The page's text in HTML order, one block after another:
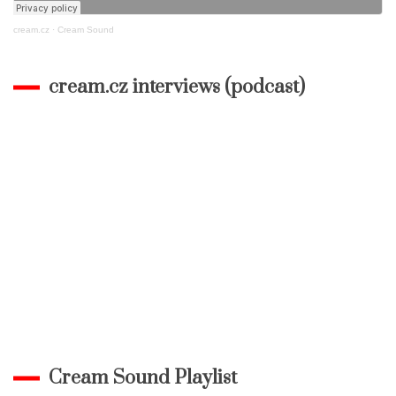
cream.cz · Cream Sound
cream.cz interviews (podcast)
Cream Sound Playlist